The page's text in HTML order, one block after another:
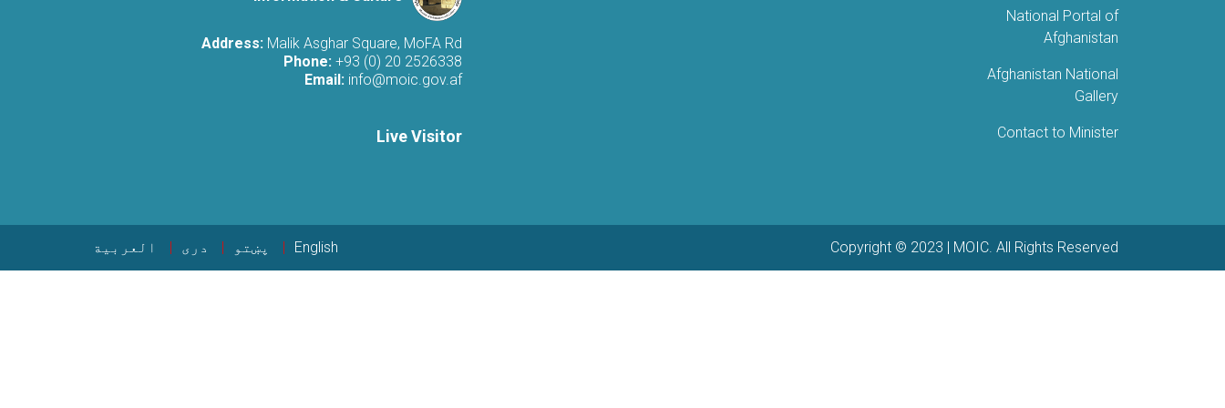
National Portal of
Afghanistan
Afghanistan National
Gallery
Contact to Minister
Address: Malik Asghar Square, MoFA Rd
Phone: +93 (0) 20 2526338
Email: info@moic.gov.af
Live Visitor
Copyright © 2023 | MOIC. All Rights Reserved
English پښتو دری العربية